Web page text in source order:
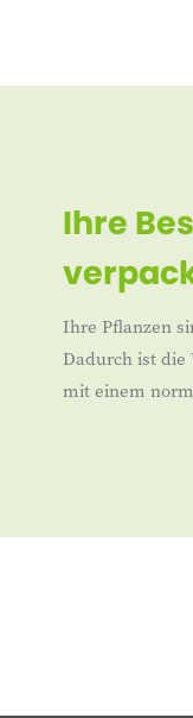
Ihre
Ihre Pflanzen
Dadurch ist die
mit einem